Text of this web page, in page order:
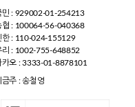
민 : 929002-01-254213
협 : 100064-56-040368
한 : 110-024-155129
리 : 1002-755-648852
카오 : 3333-01-8878101
금주 : 송철영